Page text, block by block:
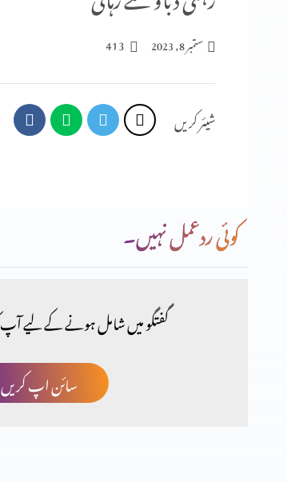
ستمبر 8, 2023 413
شیئر کریں
کوئی ردعمل نہیں۔
گفتگو میں شامل ہونے کے لیے
سائن اپ کریں